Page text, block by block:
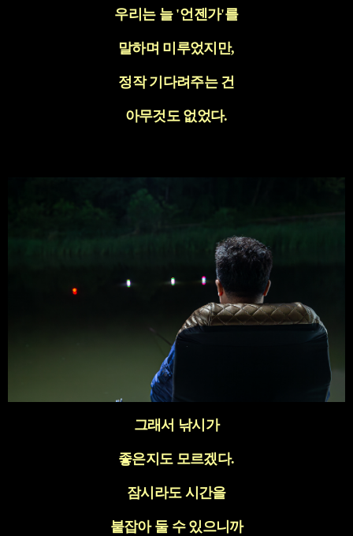
우리는 늘 '언젠가'를
말하며 미루었지만,
정작 기다려주는 건
아무것도 없었다.
그래서 낚시가
좋은지도 모르겠다.
잠시라도 시간을
붙잡아 둘 수 있으니까